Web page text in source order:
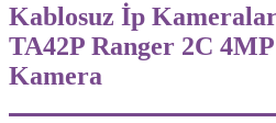
Kablosuz İp
TA42P Ranger 2C
Kamera